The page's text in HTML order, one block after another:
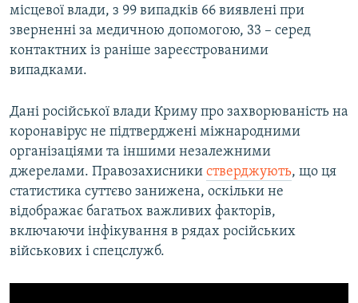
місцевої влади, з 99 випадків 66 виявлені при
зверненні за медичною допомогою, 33 – серед
контактних із раніше зареєстрованими
випадками.
Дані російської влади Криму про захворюваність на
коронавірус не підтверджені міжнародними
організаціями та іншими незалежними
джерелами. Правозахисники стверджують, що ця
статистика суттєво занижена, оскільки не
відображає багатьох важливих факторів,
включаючи інфікування в рядах російських
військових і спецслужб.